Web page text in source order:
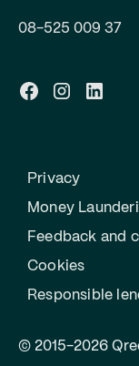
08-525 009 37
© 2015-2026
Privacy
Money
Feedback and
Cookies
Responsible